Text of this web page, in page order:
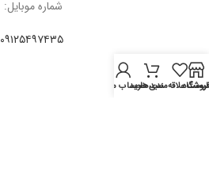
شماره موبایل:
۰۹۱۲۵۴۹۷۴۳۵
فروشگاه
لیست علاقه‌مندی‌ها
سبد خریدحساب من